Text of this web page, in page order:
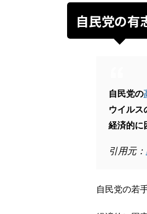
自民党の有
自民党の
ウイルス
経済的に
引用元：
自民党の若